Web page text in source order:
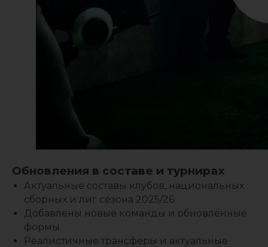
Обновления в составе и турнирах
Актуальные составы клубов, национальных
сборных и лиг сезона 2025/26.
Добавлены новые команды и обновлённые
формы.
Реалистичные трансферы и актуальные